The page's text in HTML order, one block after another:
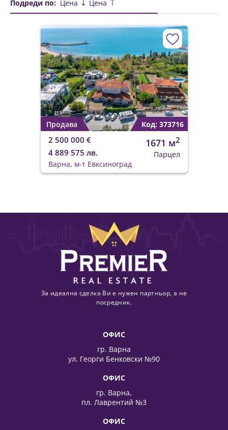
Подреди по: Цена Цена
Продава Код: 373716
2 500 000 €
4 889 575 лв.
1671 м2
Парцел
Варна, м-т Евксиноград
За идеална сделка Ви е нужен партньор, а не
посредник.
ОФИС
гр. Варна
ул. Георги Бенковски №90
ОФИС
гр. Варна,
пл. Лаврентий №3
ОФИС